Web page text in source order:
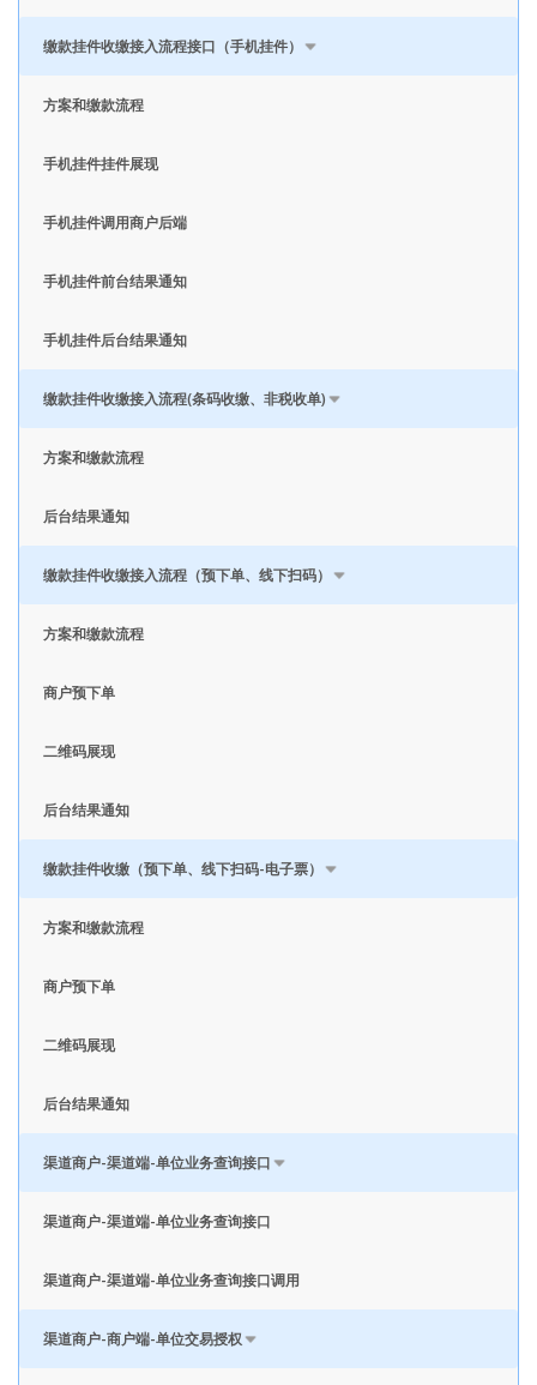
缴款挂件收缴接入流程接口（手机挂件）
方案和缴款流程
手机挂件挂件展现
手机挂件调用商户后端
手机挂件前台结果通知
手机挂件后台结果通知
缴款挂件收缴接入流程(条码收缴、非税收单)
方案和缴款流程
后台结果通知
缴款挂件收缴接入流程（预下单、线下扫码）
方案和缴款流程
商户预下单
二维码展现
后台结果通知
缴款挂件收缴（预下单、线下扫码-电子票）
方案和缴款流程
商户预下单
二维码展现
后台结果通知
渠道商户-渠道端-单位业务查询接口
渠道商户-渠道端-单位业务查询接口
渠道商户-渠道端-单位业务查询接口调用
渠道商户-商户端-单位交易授权